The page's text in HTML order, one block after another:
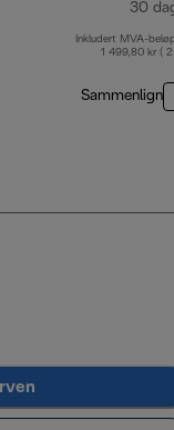
30
Inkludert MVA-
1 499,80 kr (
Sammenlign